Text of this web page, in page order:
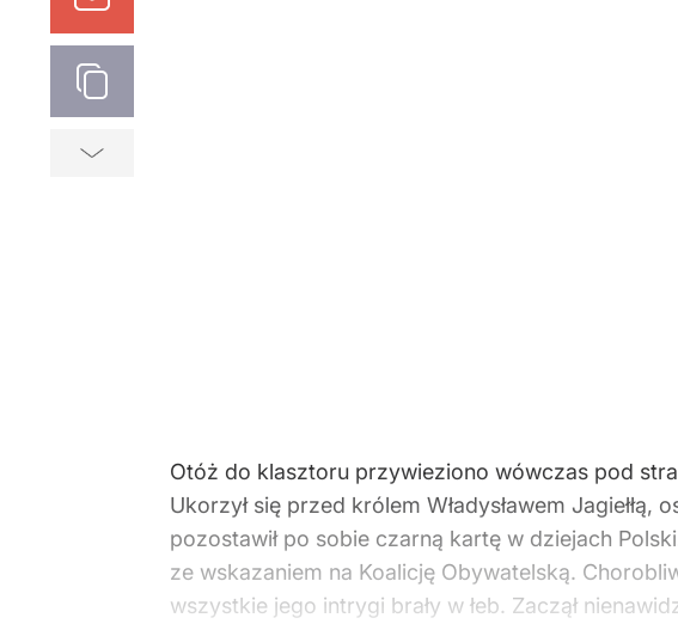
Otóż do klasztoru przywieziono wówczas pod
Ukorzył się przed królem Władysławem
pozostawił po sobie czarną kartę w dziejach
ze wskazaniem na Koalicję Obywatelską.
wszystkie jego intrygi brały w łeb. Zaczął